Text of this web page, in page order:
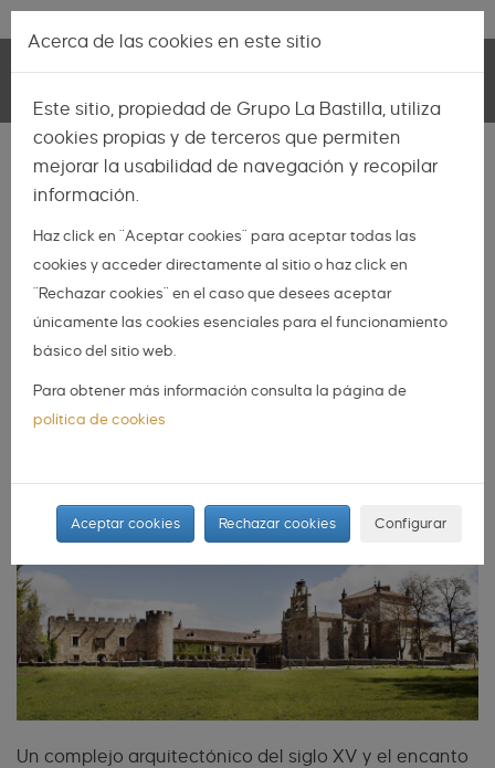
Pasar al contenido principal
navigation
INSPIRACIÓN
NOVIOS
ORGANIZA TU BODA
DIARIO DE UNA BODA
Un romántico entorno
boda
Un complejo arquitectónico del siglo XV y el encanto
Acerca de las cookies en este sitio
Este sitio, propiedad de Grupo La Bastilla, utiliza
cookies propias y de terceros que permiten
mejorar la usabilidad de navegación y recopilar
información.
Haz click en "Aceptar cookies" para aceptar todas las
cookies y acceder directamente al sitio o haz click en
"Rechazar cookies" en el caso que desees aceptar
únicamente las cookies esenciales para el funcionamiento
básico del sitio web.
Para obtener más información consulta la página de
política de cookies
Aceptar cookies Rechazar cookies Configurar